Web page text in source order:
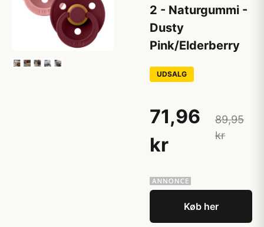
2 - Naturgummi -
Dusty
Pink/Elderberry
UDSALG
71,96
kr
89,95
kr
Køb her